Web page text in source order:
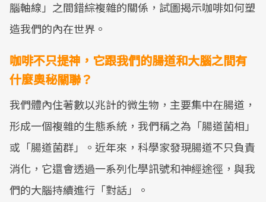
腦軸線」之間錯綜複雜的關係，試圖揭示咖啡如何塑
造我們的內在世界。
咖啡不只提神，它跟我們的腸道和大腦之間有
什麼奧秘關聯？
我們體內住著數以兆計的微生物，主要集中在腸道，
形成一個複雜的生態系統，我們稱之為「腸道菌相」
或「腸道菌群」。近年來，科學家發現腸道不只負責
消化，它還會透過一系列化學訊號和神經途徑，與我
們的大腦持續進行「對話」。